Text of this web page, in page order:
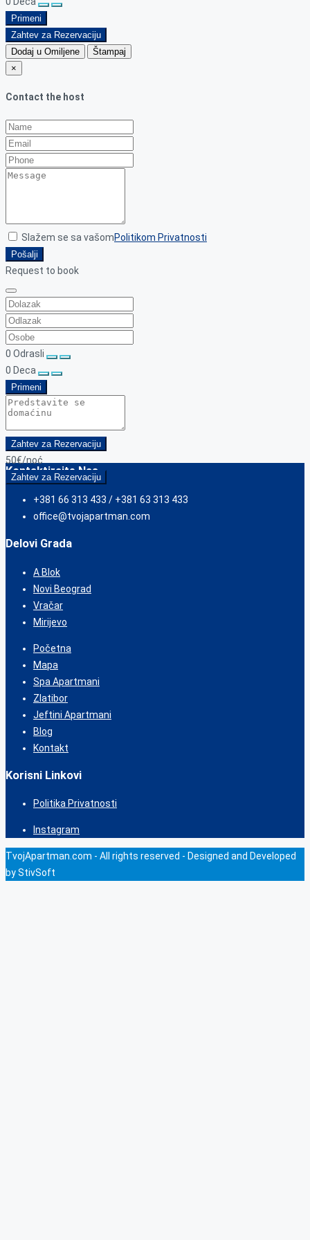
Primeni
Zahtev za Rezervaciju
Dodaj u Omiljene
Štampaj
×
Contact the host
Slažem se sa vašomPolitikom Privatnosti
Pošalji
Request to book
0 Odrasli
0 Deca
Primeni
Zahtev za Rezervaciju
50€/noć
Zahtev za Rezervaciju
Kontaktirajte Nas
+381 66 313 433 / +381 63 313 433
office@tvojapartman.com
Delovi Grada
A Blok
Novi Beograd
Vračar
Mirijevo
Početna
Mapa
Spa Apartmani
Zlatibor
Jeftini Apartmani
Blog
Kontakt
Korisni Linkovi
Politika Privatnosti
Instagram
TvojApartman.com - All rights reserved - Designed and Developed
by StivSoft